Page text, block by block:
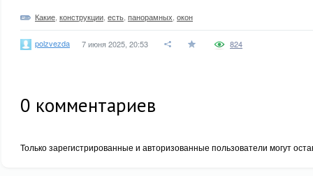
Какие конструкции есть панорамных окон
polzvezda 7 июня 2025, 20:53 824
0 комментариев
Только зарегистрированные и авторизованные пользователи могут